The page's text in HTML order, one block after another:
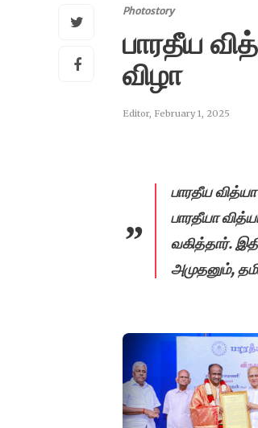
Photostory
பாரதீய
விழா
Editor, February 1, 2025
பாரதீய
பாரதீயா
வகித்தார்.
அமுதனும்,